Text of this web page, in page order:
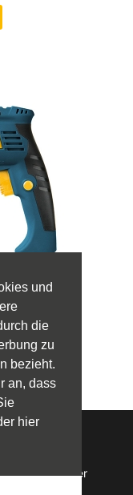
und
die
zu
bezieht.
an, dass
hier